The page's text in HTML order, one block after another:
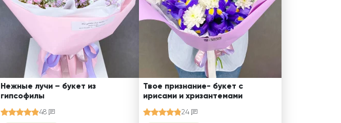
Нежные лучи – букет из
гипсофилы
48
Твое признание- букет с
ирисами и хризантемами
24